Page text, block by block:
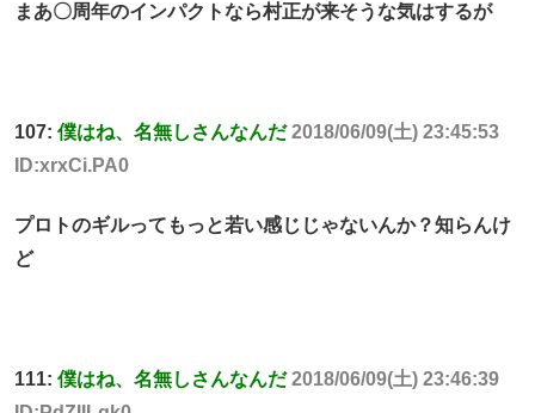
まあ〇周年のインパクトなら村正が来そうな気はするが
107: 僕はね、名無しさんなんだ 2018/06/09(土) 23:45:53
ID:xrxCi.PA0
プロトのギルってもっと若い感じじゃないんか？知らんけ
ど
111: 僕はね、名無しさんなんだ 2018/06/09(土) 23:46:39